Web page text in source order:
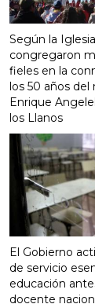
Según la
congregaron
fieles en la
los 50 años del
Enrique
los Llanos
El Gobierno
de servicio
educación
docente